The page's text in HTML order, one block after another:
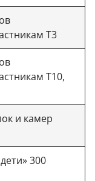
Т3
Т10,
и камер
300